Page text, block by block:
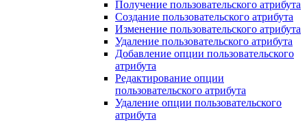
Получение пользовательского атрибута
Создание пользовательского атрибута
Изменение пользовательского атрибута
Удаление пользовательского атрибута
Добавление опции пользовательского
атрибута
Редактирование опции
пользовательского атрибута
Удаление опции пользовательского
атрибута